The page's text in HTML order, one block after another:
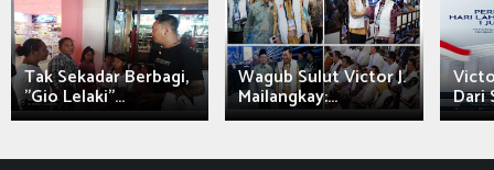
Tak Sekadar Berbagi,
"Gio Lelaki"...
Wagub Sulut Victor J.
Mailangkay:... Dari